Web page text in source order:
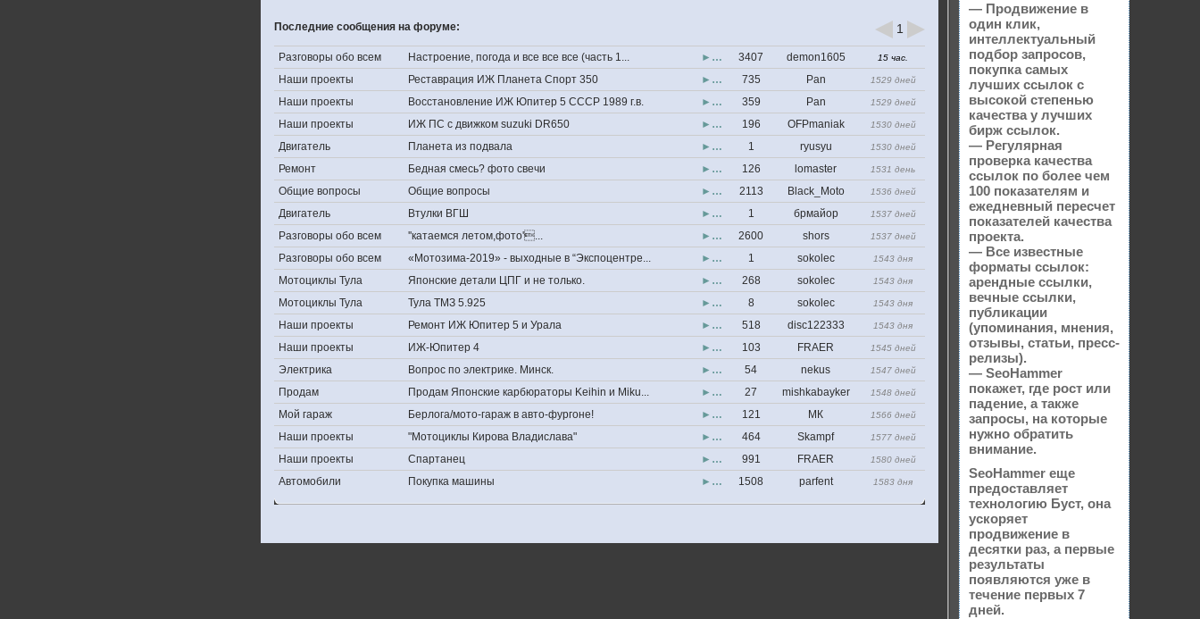
Последние сообщения на форуме: 1
Разговоры обо всем Настроение, погода и все все все (часть 1... ►… 3407 demon1605 15 час.
Наши проекты Реставрация ИЖ Планета Спорт 350 ►… 735 Pan 1529 дней
Наши проекты Восстановление ИЖ Юпитер 5 СССР 1989 г.в. ►… 359 Pan 1529 дней
Наши проекты ИЖ ПС с движком suzuki DR650 ►… 196 OFPmaniak 1530 дней
Двигатель Планета из подвала ►… 1 ryusyu 1530 дней
Ремонт Бедная смесь? фото свечи ►… 126 lomaster 1531 день
Общие вопросы Общие вопросы ►… 2113 Black_Moto 1536 дней
Двигатель Втулки ВГШ ►… 1 брмайор 1537 дней
Разговоры обо всем ''катаемся летом,фото'... ►… 2600 shors 1537 дней
Разговоры обо всем «Мотозима-2019» - выходные в “Экспоцентре... ►… 1 sokolec 1543 дня
Мотоциклы Тула Японские детали ЦПГ и не только. ►… 268 sokolec 1543 дня
Мотоциклы Тула Тула ТМЗ 5.925 ►… 8 sokolec 1543 дня
Наши проекты Ремонт ИЖ Юпитер 5 и Урала ►… 518 disc122333 1543 дня
Наши проекты ИЖ-Юпитер 4 ►… 103 FRAER 1545 дней
Электрика Вопрос по электрике. Минск. ►… 54 nekus 1547 дней
Продам Продам Японские карбюраторы Keihin и Miku... ►… 27 mishkabayker 1548 дней
Мой гараж Берлога/мото-гараж в авто-фургоне! ►… 121 МК 1566 дней
Наши проекты "Мотоциклы Кирова Владислава" ►… 464 Skampf 1577 дней
Наши проекты Спартанец ►… 991 FRAER 1580 дней
Автомобили Покупка машины ►… 1508 parfent 1583 дня
— Продвижение в
один клик,
интеллектуальный
подбор запросов,
покупка самых
лучших ссылок с
высокой степенью
качества у лучших
бирж ссылок.
— Регулярная
проверка качества
ссылок по более чем
100 показателям и
ежедневный пересчет
показателей качества
проекта.
— Все известные
форматы ссылок:
арендные ссылки,
вечные ссылки,
публикации
(упоминания, мнения,
отзывы, статьи, пресс-
релизы).
— SeoHammer
покажет, где рост или
падение, а также
запросы, на которые
нужно обратить
внимание.
SeoHammer еще
предоставляет
технологию Буст, она
ускоряет
продвижение в
десятки раз, а первые
результаты
появляются уже в
течение первых 7
дней.